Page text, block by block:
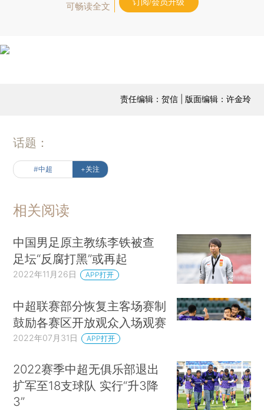
可畅读全文
订阅/会员升级
责任编辑：贺信 | 版面编辑：许金玲
话题：
#中超 +关注
相关阅读
中国男足原主教练李铁被查
足坛“反腐打黑”或再起
2022年11月26日 APP打开
中超联赛部分恢复主客场赛制
鼓励各赛区开放观众入场观赛
2022年07月31日 APP打开
2022赛季中超无俱乐部退出
扩军至18支球队 实行“升3降
3”